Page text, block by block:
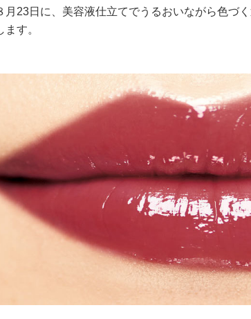
月23日に、美容液仕立てでうるおいながら色づ
す。